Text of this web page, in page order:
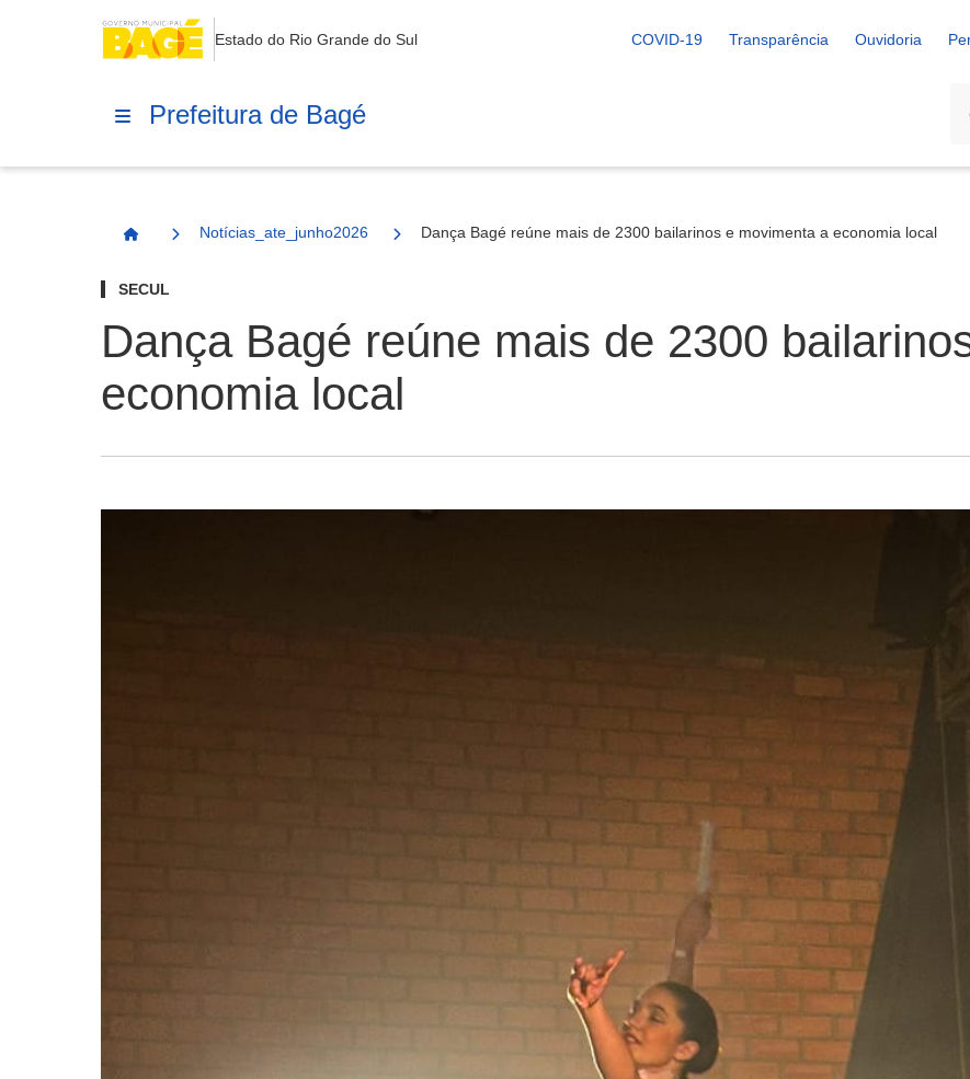
Estado do Rio Grande do Sul COVID-19 Transparência Ouvidoria
Prefeitura de Bagé
Página Inicial
Notícias_ate_junho2026 Dança Bagé reúne mais de 2300 bailarinos e movimenta a economia local
SECUL
Dança Bagé reúne mais de 2300
economia local